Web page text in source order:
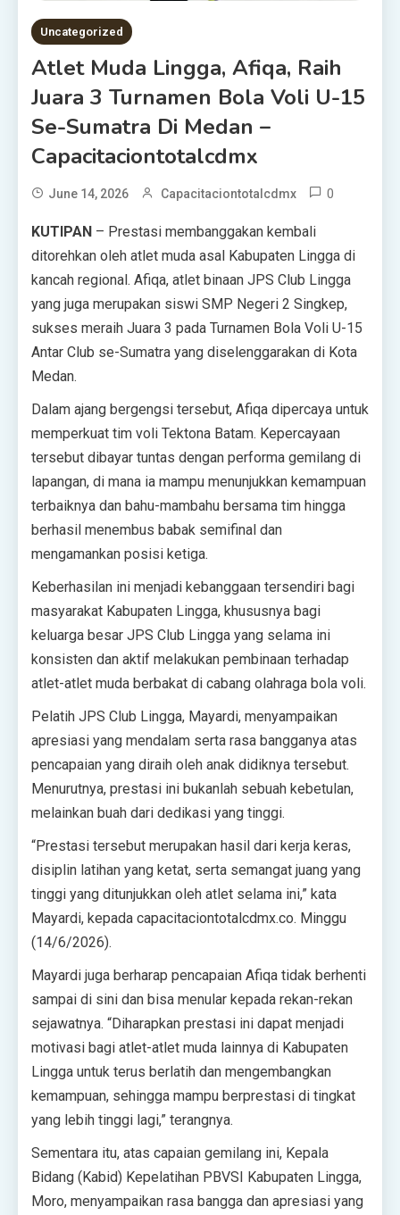
Uncategorized
Atlet Muda Lingga, Afiqa, Raih
Juara 3 Turnamen Bola Voli U-15
Se-Sumatra Di Medan –
Capacitaciontotalcdmx
June 14, 2026 Capacitaciontotalcdmx 0
KUTIPAN – Prestasi membanggakan kembali
ditorehkan oleh atlet muda asal Kabupaten Lingga di
kancah regional. Afiqa, atlet binaan JPS Club Lingga
yang juga merupakan siswi SMP Negeri 2 Singkep,
sukses meraih Juara 3 pada Turnamen Bola Voli U-15
Antar Club se-Sumatra yang diselenggarakan di Kota
Medan.
Dalam ajang bergengsi tersebut, Afiqa dipercaya untuk
memperkuat tim voli Tektona Batam. Kepercayaan
tersebut dibayar tuntas dengan performa gemilang di
lapangan, di mana ia mampu menunjukkan kemampuan
terbaiknya dan bahu-mambahu bersama tim hingga
berhasil menembus babak semifinal dan
mengamankan posisi ketiga.
Keberhasilan ini menjadi kebanggaan tersendiri bagi
masyarakat Kabupaten Lingga, khususnya bagi
keluarga besar JPS Club Lingga yang selama ini
konsisten dan aktif melakukan pembinaan terhadap
atlet-atlet muda berbakat di cabang olahraga bola voli.
Pelatih JPS Club Lingga, Mayardi, menyampaikan
apresiasi yang mendalam serta rasa bangganya atas
pencapaian yang diraih oleh anak didiknya tersebut.
Menurutnya, prestasi ini bukanlah sebuah kebetulan,
melainkan buah dari dedikasi yang tinggi.
“Prestasi tersebut merupakan hasil dari kerja keras,
disiplin latihan yang ketat, serta semangat juang yang
tinggi yang ditunjukkan oleh atlet selama ini,” kata
Mayardi, kepada capacitaciontotalcdmx.co. Minggu
(14/6/2026).
Mayardi juga berharap pencapaian Afiqa tidak berhenti
sampai di sini dan bisa menular kepada rekan-rekan
sejawatnya. “Diharapkan prestasi ini dapat menjadi
motivasi bagi atlet-atlet muda lainnya di Kabupaten
Lingga untuk terus berlatih dan mengembangkan
kemampuan, sehingga mampu berprestasi di tingkat
yang lebih tinggi lagi,” terangnya.
Sementara itu, atas capaian gemilang ini, Kepala
Bidang (Kabid) Kepelatihan PBVSI Kabupaten Lingga,
Moro, menyampaikan rasa bangga dan apresiasi yang